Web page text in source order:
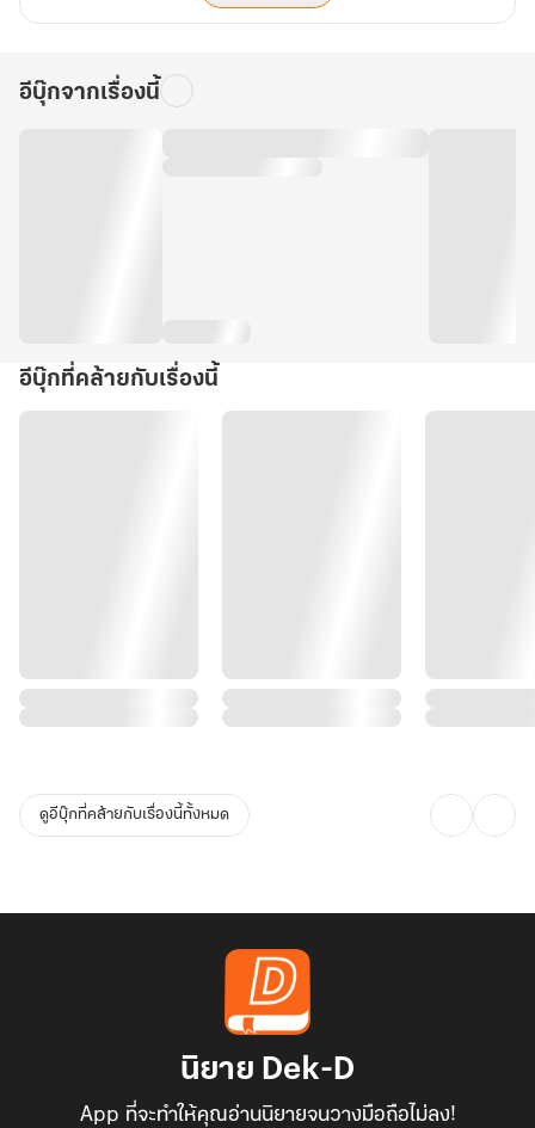
อีบุ๊กจากเรื่องนี้
อีบุ๊กที่คล้ายกับเรื่องนี้
ดูอีบุ๊กที่คล้ายกับเรื่องนี้ทั้งหมด
นิยาย Dek-D
App ที่จะทำให้คุณอ่านนิยายจนวางมือถือไม่ลง!